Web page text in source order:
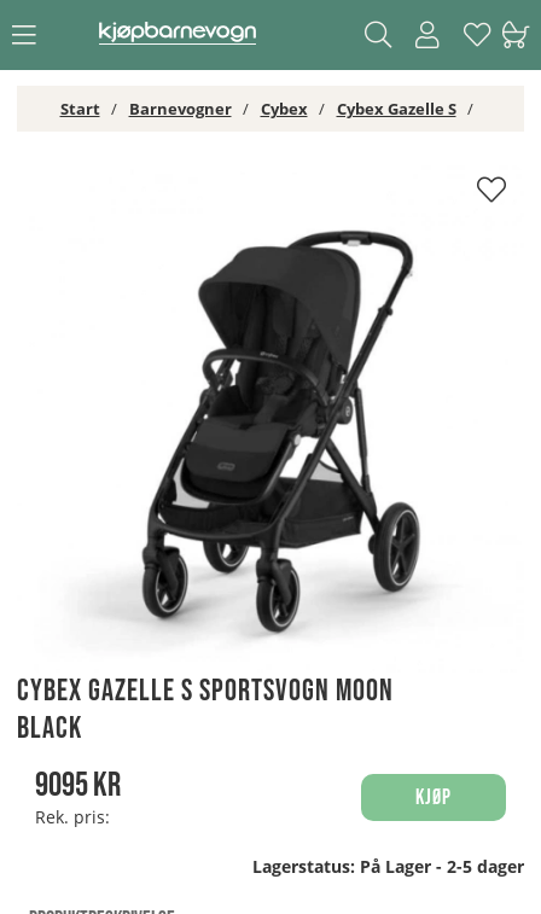
Start Barnevogner Cybex Cybex Gazelle S
Cybex Gazelle S Sportsvogn Moon
Black
9095kr
Rek. pris:
Kjøp
Lagerstatus: På Lager - 2-5 dager